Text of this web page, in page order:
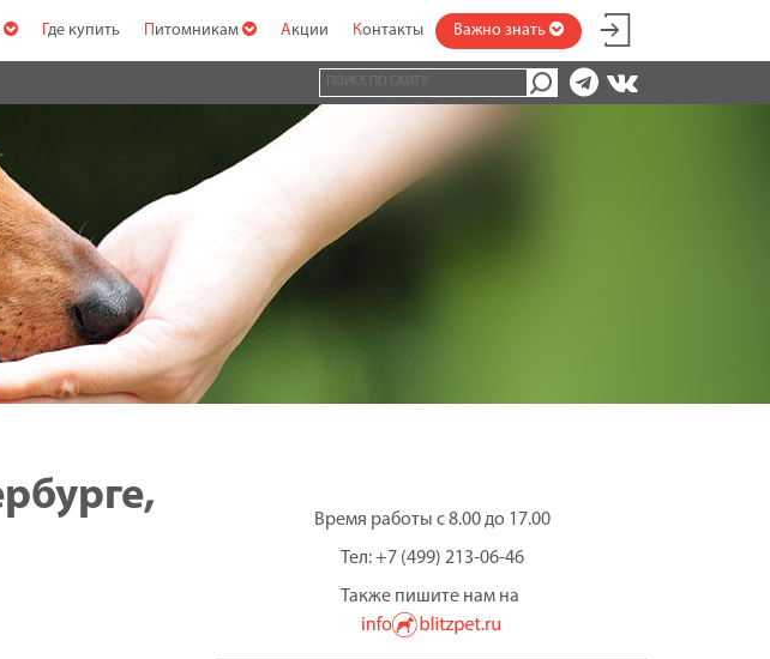
Где купить Питомникам Акции Контакты Важно знать
Время работы с 8.00 до 17.00
Тел: +7 (499) 213-06-46
Также пишите нам на